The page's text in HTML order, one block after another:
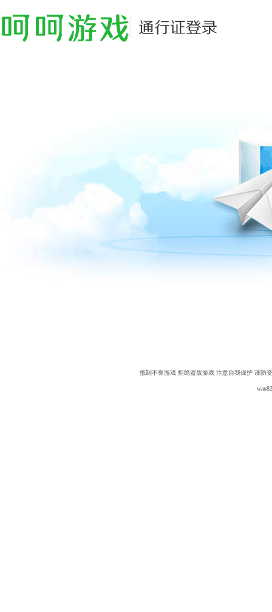
抵制不良游戏 拒绝盗版游戏 注意自我保护 谨防